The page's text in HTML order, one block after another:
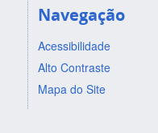
Navegação
Acessibilidade
Alto Contraste
Mapa do Site